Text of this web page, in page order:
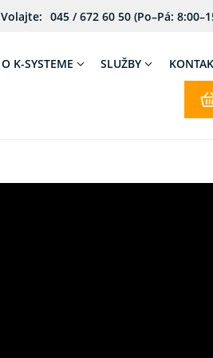
Volajte: 045 / 672 60 50 (Po–Pá:
O K-SYSTEME SLUŽBY